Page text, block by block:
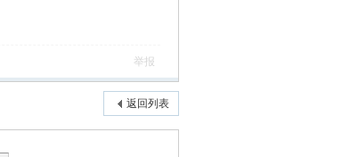
举报
返回列表